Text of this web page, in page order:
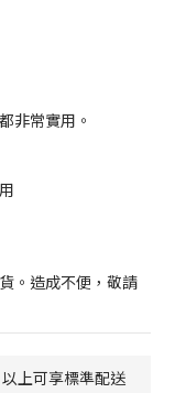
非常實用。
。造成不便，敬請
上可享標準配送